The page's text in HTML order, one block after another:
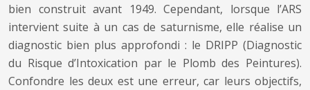
bien construit avant 1949. Cependant, lorsque l’ARS
intervient suite à un cas de saturnisme, elle réalise un
diagnostic bien plus approfondi : le DRIPP (Diagnostic
du Risque d’Intoxication par le Plomb des Peintures).
Confondre les deux est une erreur, car leurs objectifs,